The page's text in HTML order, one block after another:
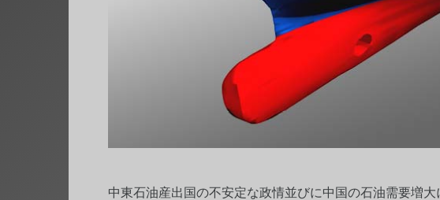
中東石油産出国の不安定な政情並びに中国の石油需要増